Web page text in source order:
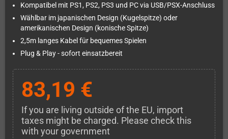
Kompatibel mit PS1, PS2, PS3 und PC via USB/PSX-Anschluss
Wählbar im japanischen Design (Kugelspitze) oder
amerikanischen Design (konische Spitze)
2,5m langes Kabel für bequemes Spielen
Plug & Play - sofort einsatzbereit
83,19 €
If you are living outside of the EU, import
taxes might be charged. Please check this
with your government